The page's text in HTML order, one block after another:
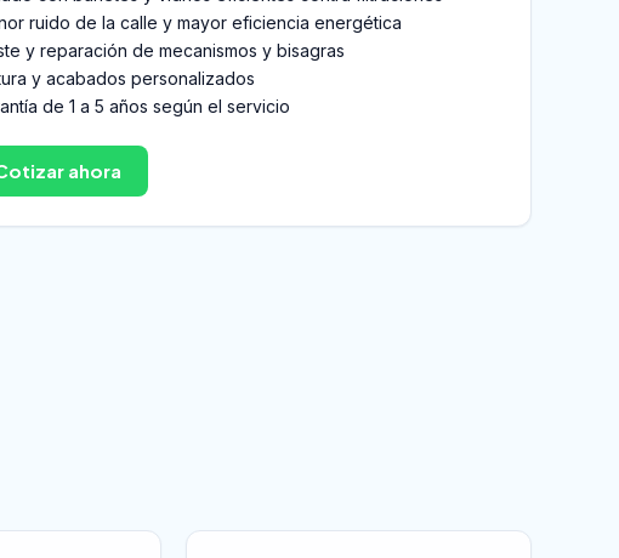
ruido de la calle y mayor eficiencia energética
y reparación de mecanismos y bisagras
y acabados personalizados
de 1 a 5 años según el servicio
ahora